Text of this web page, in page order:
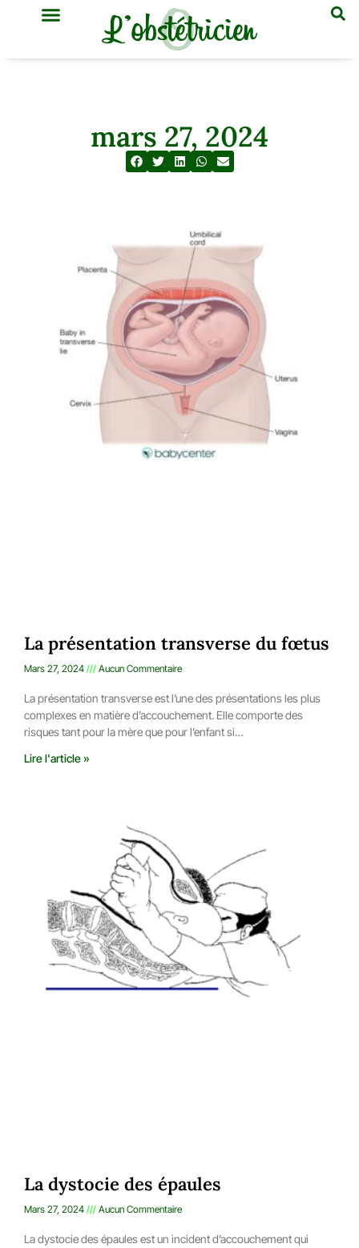
mars 27, 2024
La présentation transverse du fœtus
Mars 27, 2024 Aucun Commentaire
La présentation transverse est l’une des présentations les plus
complexes en matière d’accouchement. Elle comporte des
risques tant pour la mère que pour l’enfant si…
Lire l'article »
La dystocie des épaules
Mars 27, 2024 Aucun Commentaire
La dystocie des épaules est un incident d’accouchement qui